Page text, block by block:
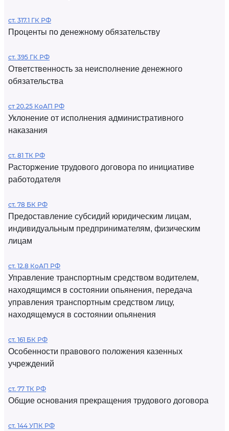
ст. 317.1 ГК РФ
Проценты по денежному обязательству
ст. 395 ГК РФ
Ответственность за неисполнение денежного
обязательства
ст 20.25 КоАП РФ
Уклонение от исполнения административного
наказания
ст. 81 ТК РФ
Расторжение трудового договора по инициативе
работодателя
ст. 78 БК РФ
Предоставление субсидий юридическим лицам,
индивидуальным предпринимателям, физическим
лицам
ст. 12.8 КоАП РФ
Управление транспортным средством водителем,
находящимся в состоянии опьянения, передача
управления транспортным средством лицу,
находящемуся в состоянии опьянения
ст. 161 БК РФ
Особенности правового положения казенных
учреждений
ст. 77 ТК РФ
Общие основания прекращения трудового договора
ст. 144 УПК РФ